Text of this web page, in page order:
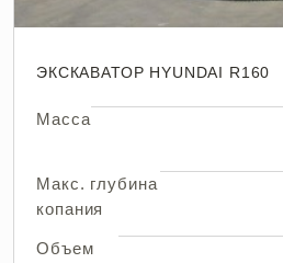
ЭКСКАВАТОР HYUNDAI R160
Масса
Макс. глубина
копания
Объем